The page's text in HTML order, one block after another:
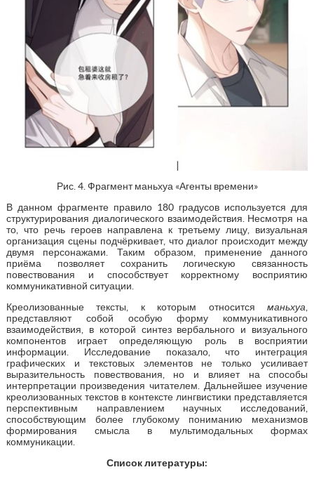
Рис. 4. Фрагмент маньхуа «Агенты времени»
В данном фрагменте правило 180 градусов используется для
структурирования диалогического взаимодействия. Несмотря на
то, что речь героев направлена к третьему лицу, визуальная
организация сцены подчёркивает, что диалог происходит между
двумя персонажами. Таким образом, применение данного
приёма позволяет сохранить логическую связанность
повествования и способствует корректному восприятию
коммуникативной ситуации.
Креолизованные тексты, к которым относитсяманьхуа,
представляют собой особую форму коммуникативного
взаимодействия, в которой синтез вербального и визуального
компонентов играет определяющую роль в восприятии
информации. Исследование показало, что интеграция
графических и текстовых элементов не только усиливает
выразительность повествования, но и влияет на способы
интерпретации произведения читателем. Дальнейшее изучение
креолизованных текстов в контексте лингвистики представляется
перспективным направлением научных исследований,
способствующим более глубокому пониманию механизмов
формирования смысла в мультимодальных формах
коммуникации.
Список литературы: